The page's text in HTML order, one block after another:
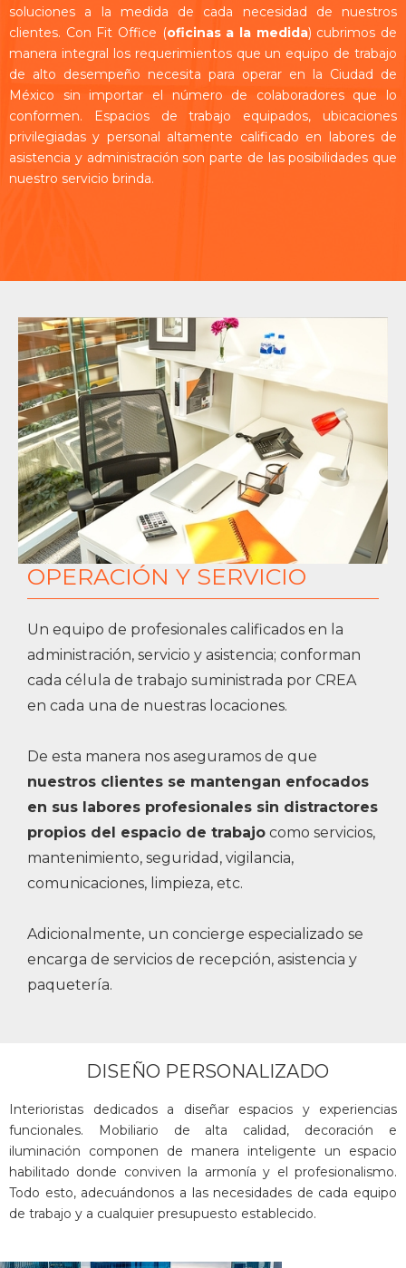
soluciones a la medida de cada necesidad de nuestros
clientes. Con Fit Office (oficinas a la medida) cubrimos de
manera integral los requerimientos que un equipo de trabajo
de alto desempeño necesita para operar en la Ciudad de
México sin importar el número de colaboradores que lo
conformen. Espacios de trabajo equipados, ubicaciones
privilegiadas y personal altamente calificado en labores de
asistencia y administración son parte de las posibilidades que
nuestro servicio brinda.
OPERACIÓN Y SERVICIO
Un equipo de profesionales calificados en la
administración, servicio y asistencia; conforman
cada célula de trabajo suministrada por CREA
en cada una de nuestras locaciones.
De esta manera nos aseguramos de que
nuestros clientes se mantengan enfocados
en sus labores profesionales sin distractores
propios del espacio de trabajo como servicios,
mantenimiento, seguridad, vigilancia,
comunicaciones, limpieza, etc.
Adicionalmente, un concierge especializado se
encarga de servicios de recepción, asistencia y
paquetería.
DISEÑO PERSONALIZADO
Interioristas dedicados a diseñar espacios y experiencias
funcionales. Mobiliario de alta calidad, decoración e
iluminación componen de manera inteligente un espacio
habilitado donde conviven la armonía y el profesionalismo.
Todo esto, adecuándonos a las necesidades de cada equipo
de trabajo y a cualquier presupuesto establecido.